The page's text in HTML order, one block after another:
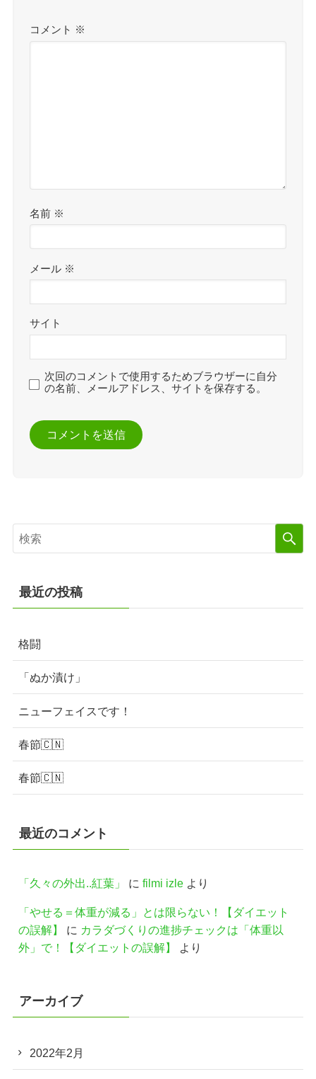
コメント ※
名前 ※
メール ※
サイト
次回のコメントで使用するためブラウザーに自分
の名前、メールアドレス、サイトを保存する。
最近の投稿
格闘
「ぬか漬け」
ニューフェイスです！
春節🇨🇳
春節🇨🇳
最近のコメント
「久々の外出..紅葉」 に filmi izleより
「やせる＝体重が減る」とは限らない！【ダイエット
の誤解】
に カラダづくりの進捗チェックは「体重以
外」で！【ダイエットの誤解】
より
アーカイブ
2022年2月